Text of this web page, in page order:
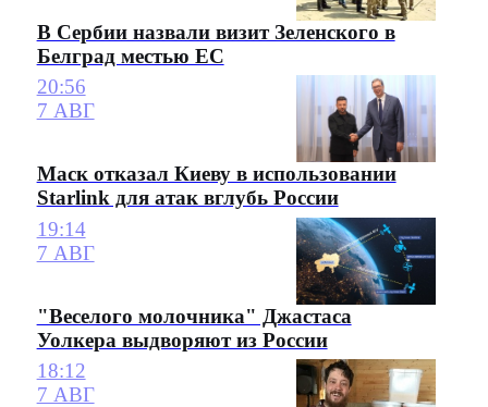
В Сербии назвали визит Зеленского в
Белград местью ЕС
20:56
7 АВГ
Маск отказал Киеву в использовании
Starlink для атак вглубь России
19:14
7 АВГ
"Веселого молочника" Джастаса
Уолкера выдворяют из России
18:12
7 АВГ